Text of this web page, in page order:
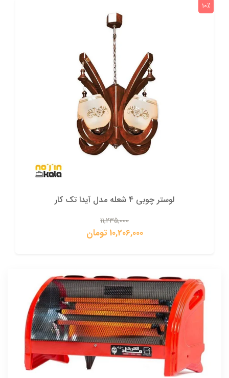
لوستر چوبی 4 شعله مدل آیدا تک کار
11,235,000
10,206,000 تومان
10٪